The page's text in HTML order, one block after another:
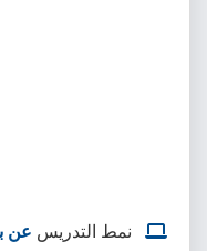
نمط التدريس عن